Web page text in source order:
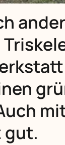
gut.